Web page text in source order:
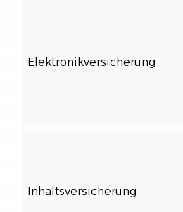
Elektronikversicherung
Inhaltsversicherung